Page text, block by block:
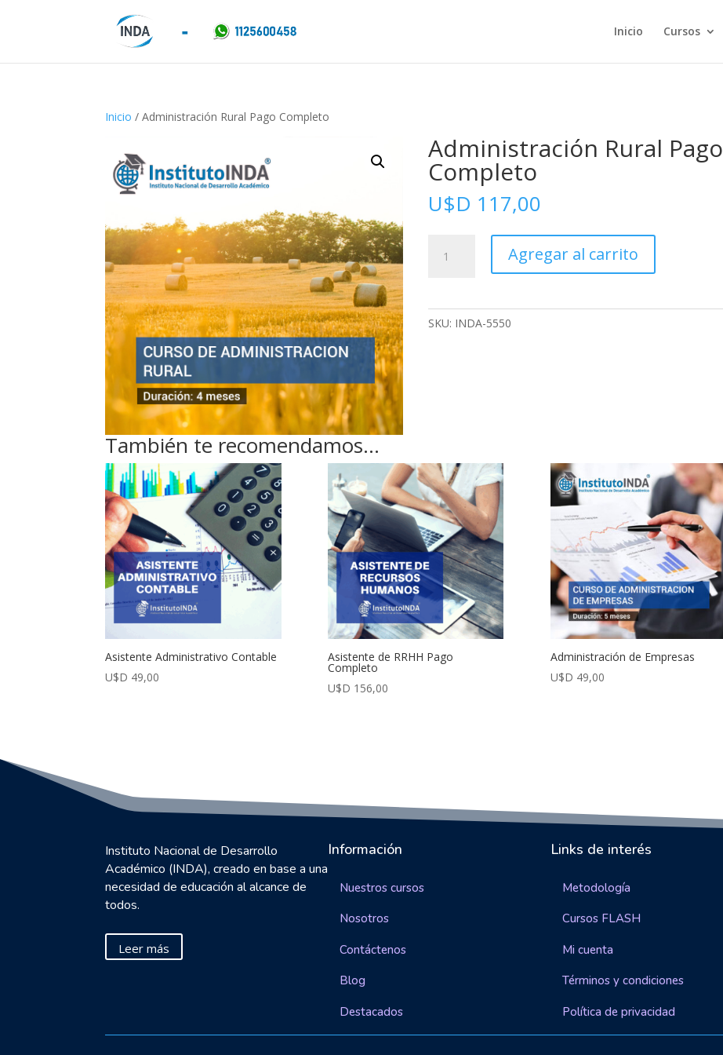
Inicio Cursos
Inicio / Administración Rural Pago Completo
Administración Rural Pago
Completo
U$D 117,00
Rural
Agregar al carrito
SKU: INDA-5550
También te recomendamos…
Asistente Administrativo Contable
U$D 49,00
Asistente de RRHH Pago
Completo
U$D 156,00
Administración de Empresas
U$D 49,00
Instituto Nacional de Desarrollo
Académico (INDA), creado en base a una
necesidad de educación al alcance de
todos.
Leer más
Información
Nuestros cursos
Nosotros
Contáctenos
Blog
Destacados
Links de interés
Metodología
Cursos FLASH
Mi cuenta
Términos y condiciones
Política de privacidad